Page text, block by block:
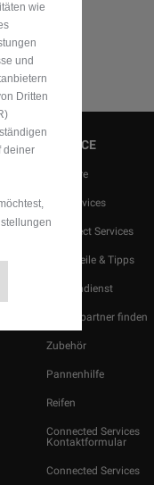
SERVICE
FlexCare
Alle Services
Uconnect Services
Ersatzteile & Tipps
Kundendienst
Servicepartner finden
Zubehör
Pannenhilfe
Reifen
Connected Services
Kontaktformular
Connected Services
wie
und
Dritten
deiner